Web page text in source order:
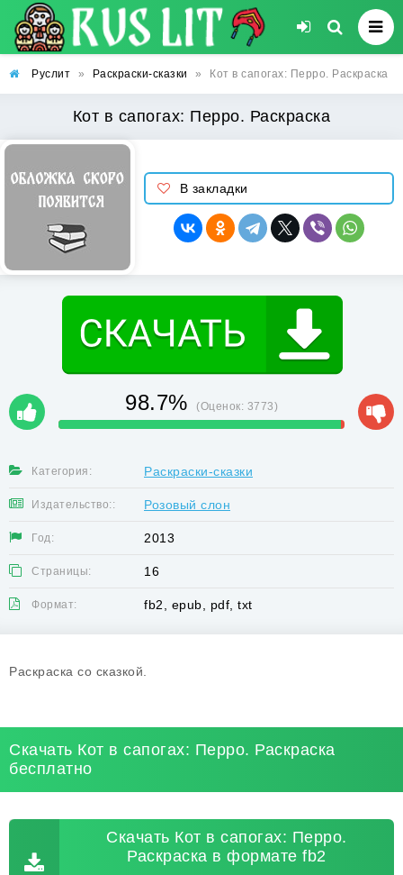
Руслит » Раскраски-сказки » Кот в сапогах: Перро. Раскраска
Кот в сапогах: Перро. Раскраска
В закладки
98.7% (Оценок: 3773)
Категория: Раскраски-сказки
Издательство:: Розовый слон
Год: 2013
Страницы: 16
Формат: fb2, epub, pdf, txt
Раскраска со сказкой.
Скачать Кот в сапогах: Перро. Раскраска
бесплатно
Скачать Кот в сапогах: Перро.
Раскраска в формате fb2